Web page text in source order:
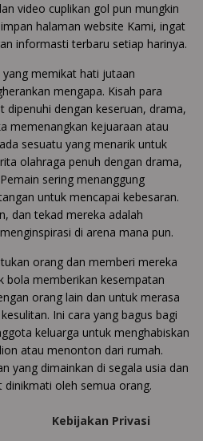
video cuplikan gol pun mungkin
halaman website Kami, ingat
informasti terbaru setiap harinya.
memikat hati jutaan
mengapa. Kisah para
dipenuhi dengan keseruan, drama,
memenangkan kejuaraan atau
sesuatu yang menarik untuk
olahraga penuh dengan drama,
sering menanggung
untuk mencapai kebesaran.
dan tekad mereka adalah
di arena mana pun.
orang dan memberi mereka
bola memberikan kesempatan
orang lain dan untuk merasa
Ini cara yang bagus bagi
keluarga untuk menghabiskan
atau menonton dari rumah.
yang dimainkan di segala usia dan
oleh semua orang.
Kebijakan Privasi